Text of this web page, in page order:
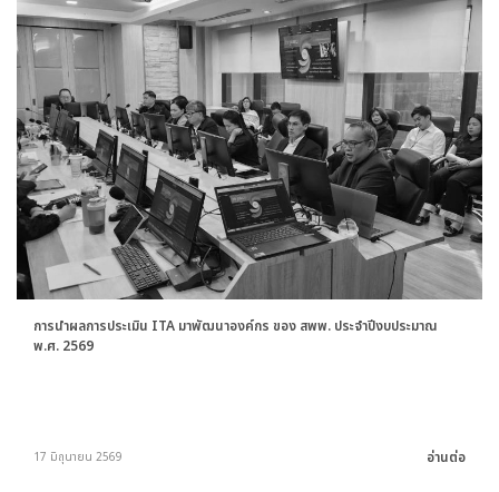
การนำผลการประเมิน ITA มาพัฒนาองค์กร ของ สพพ. ประจำปีงบประมาณ
พ.ศ. 2569
17 มิถุนายน 2569 อ่านต่อ